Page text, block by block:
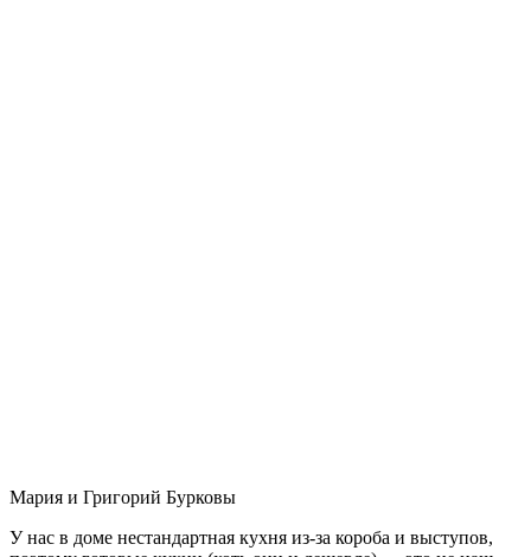
Мария и Григорий Бурковы
У нас в доме нестандартная кухня из-за короба и выступов,